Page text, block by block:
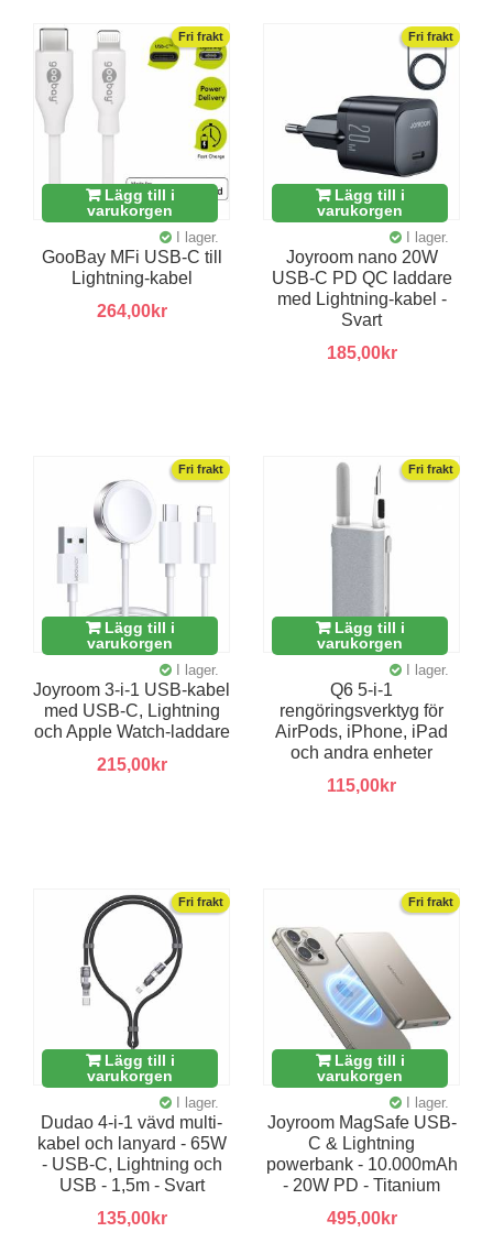
Fri frakt
Lägg till i
varukorgen
I lager.
GooBay MFi USB-C till
Lightning-kabel
264,00kr
Fri frakt
Lägg till i
varukorgen
I lager.
Joyroom nano 20W
USB-C PD QC laddare
med Lightning-kabel -
Svart
185,00kr
Fri frakt
Lägg till i
varukorgen
I lager.
Joyroom 3-i-1 USB-kabel
med USB-C, Lightning
och Apple Watch-laddare
215,00kr
Fri frakt
Lägg till i
varukorgen
I lager.
Q6 5-i-1
rengöringsverktyg för
AirPods, iPhone, iPad
och andra enheter
115,00kr
Fri frakt
Lägg till i
varukorgen
I lager.
Dudao 4-i-1 vävd multi-
kabel och lanyard - 65W
- USB-C, Lightning och
USB - 1,5m - Svart
135,00kr
Fri frakt
Lägg till i
varukorgen
I lager.
Joyroom MagSafe USB-
C & Lightning
powerbank - 10.000mAh
- 20W PD - Titanium
495,00kr